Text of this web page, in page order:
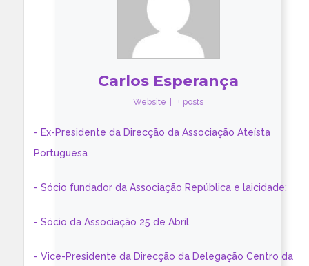
Carlos Esperança
Website + posts
- Ex-Presidente da Direcção da Associação Ateísta
Portuguesa
- Sócio fundador da Associação República e laicidade;
- Sócio da Associação 25 de Abril
- Vice-Presidente da Direcção da Delegação Centro da